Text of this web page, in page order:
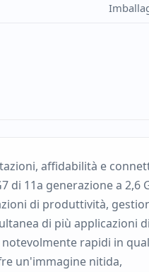
affidabilità e
11a generazione a 2,6
di produttività,
di più applicazioni di
rapidi in
un'immagine nitida,